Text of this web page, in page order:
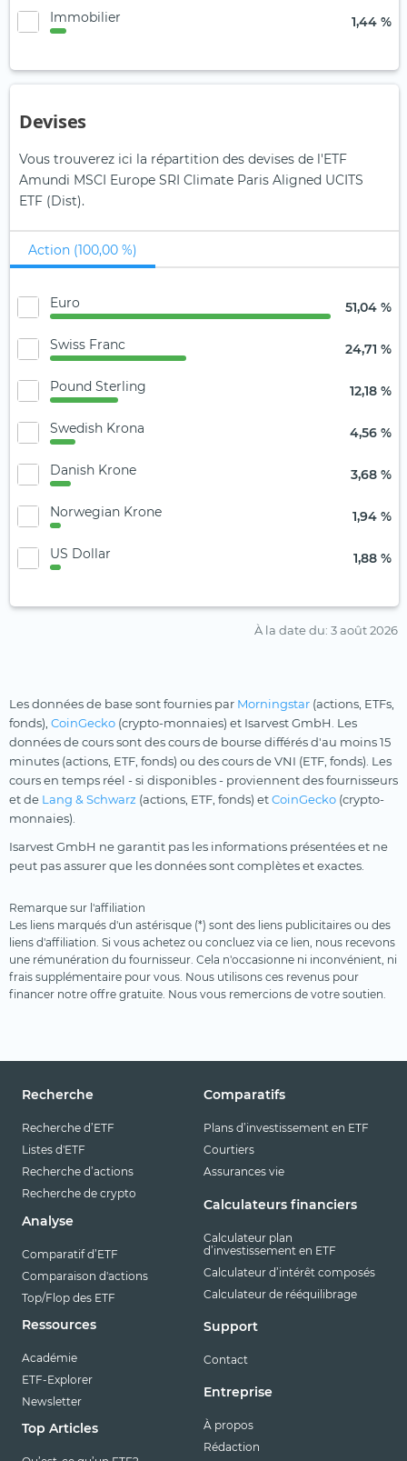
Immobilier 1,44 %
Devises
Vous trouverez ici la répartition des devises de l'ETF
Amundi MSCI Europe SRI Climate Paris Aligned UCITS
ETF (Dist).
Action (100,00 %)
Euro 51,04 %
Swiss Franc 24,71 %
Pound Sterling 12,18 %
Swedish Krona 4,56 %
Danish Krone 3,68 %
Norwegian Krone 1,94 %
US Dollar 1,88 %
À la date du: 3 août 2026
Les données de base sont fournies par Morningstar (actions, ETFs,
fonds), CoinGecko (crypto-monnaies) et Isarvest GmbH. Les
données de cours sont des cours de bourse différés d'au moins 15
minutes (actions, ETF, fonds) ou des cours de VNI (ETF, fonds). Les
cours en temps réel - si disponibles - proviennent des fournisseurs
et de Lang & Schwarz (actions, ETF, fonds) etCoinGecko (crypto-
monnaies).
Isarvest GmbH ne garantit pas les informations présentées et ne
peut pas assurer que les données sont complètes et exactes.
Remarque sur l'affiliation
Les liens marqués d'un astérisque (*) sont des liens publicitaires ou des
liens d'affiliation. Si vous achetez ou concluez via ce lien, nous recevons
une rémunération du fournisseur. Cela n'occasionne ni inconvénient, ni
frais supplémentaire pour vous. Nous utilisons ces revenus pour
financer notre offre gratuite. Nous vous remercions de votre soutien.
Recherche
Recherche d’ETF
Listes d'ETF
Recherche d’actions
Recherche de crypto
Analyse
Comparatif d’ETF
Comparaison d'actions
Top/Flop des ETF
Ressources
Académie
ETF-Explorer
Newsletter
Top Articles
Comparatifs
Plans d’investissement en ETF
Courtiers
Assurances vie
Calculateurs financiers
Calculateur plan
d’investissement en ETF
Calculateur d’intérêt composés
Calculateur de rééquilibrage
Support
Contact
Entreprise
À propos
Rédaction